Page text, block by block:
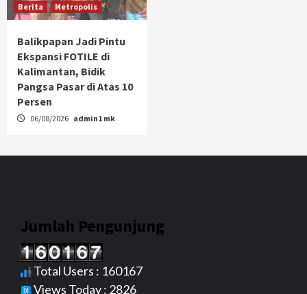
Berita Metropolis
Balikpapan Jadi Pintu
Ekspansi FOTILE di
Kalimantan, Bidik
Pangsa Pasar di Atas 10
Persen
06/08/2026 admin1 mk
Jumlah Pengunjung
Total Users : 160167
Views Today : 2826